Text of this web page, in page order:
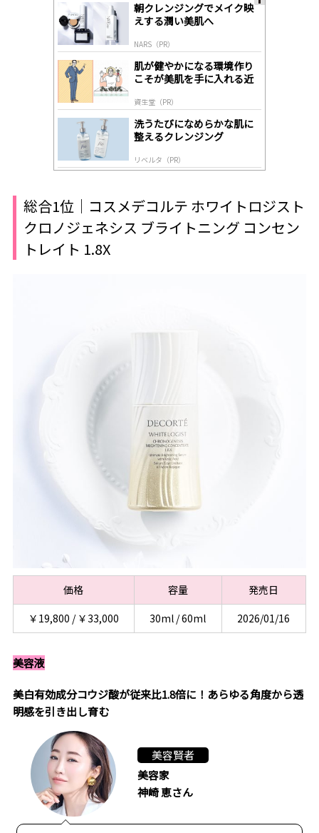
朝クレンジングでメイク映
えする潤い美肌へ
NARS（PR）
肌が健やかになる環境作り
こそが美肌を手に入れる近
資生堂（PR）
洗うたびになめらかな肌に
整えるクレンジング
リベルタ（PR）
総合1位｜コスメデコルテ ホワイトロジスト
クロノジェネシス ブライトニング コンセン
トレイト 1.8X
価格 容量
発売日
￥19,800 / ￥33,000
30ml / 60ml 2026/01/16
美容液
美白有効成分コウジ酸が従来比1.8倍に！あらゆる角度から透
明感を引き出し育む
美容賢者
美容家
神崎 恵さん